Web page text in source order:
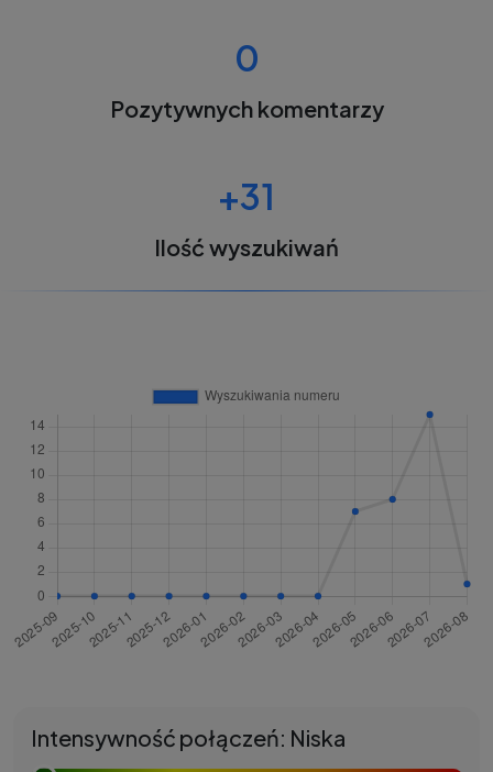
0
Pozytywnych komentarzy
+31
Ilość wyszukiwań
Intensywność połączeń: Niska